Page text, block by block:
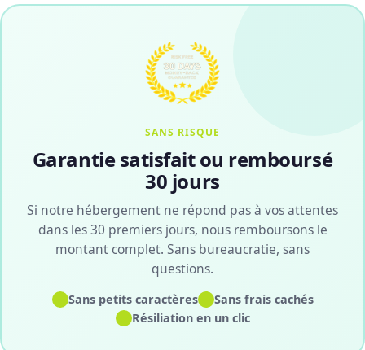
SANS RISQUE
Garantie satisfait ou remboursé
30 jours
Si notre hébergement ne répond pas à vos attentes
dans les 30 premiers jours, nous remboursons le
montant complet. Sans bureaucratie, sans
questions.
✓Sans petits caractères✓Sans frais cachés
✓Résiliation en un clic